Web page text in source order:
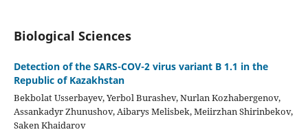
Biological Sciences
Detection of the SARS-COV-2 virus variant B 1.1 in the
Republic of Kazakhstan
Bekbolat Usserbayev, Yerbol Burashev, Nurlan Kozhabergenov,
Assankadyr Zhunushov, Aibarys Melisbek, Meiіrzhan Shirinbekov,
Saken Khaidarov